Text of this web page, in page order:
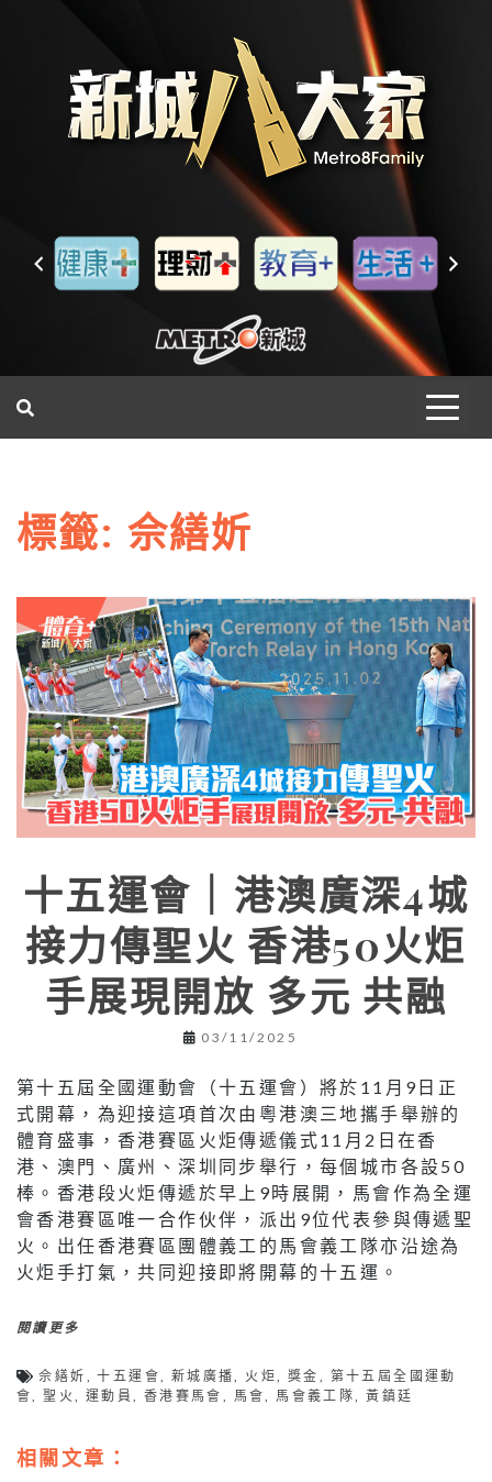
標籤: 佘繕妡
十五運會｜港澳廣深4城
接力傳聖火 香港50火炬
手展現開放 多元 共融
03/11/2025
第十五屆全國運動會（十五運會）將於11月9日正
式開幕，為迎接這項首次由粵港澳三地攜手舉辦的
體育盛事，香港賽區火炬傳遞儀式11月2日在香
港、澳門、廣州、深圳同步舉行，每個城市各設50
棒。香港段火炬傳遞於早上9時展開，馬會作為全運
會香港賽區唯一合作伙伴，派出9位代表參與傳遞聖
火。出任香港賽區團體義工的馬會義工隊亦沿途為
火炬手打氣，共同迎接即將開幕的十五運。
閱讀更多
佘繕妡 ,十五運會, 新城廣播, 火炬, 獎金 , 第十五屆全國運動
會,聖火, 運動員, 香港賽馬會 , 馬會, 馬會義工隊,黃鎮廷
相關文章：